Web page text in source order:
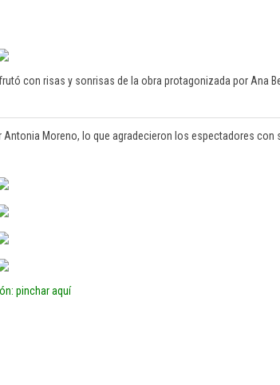
con risas y sonrisas de la obra protagonizada por Ana
Moreno, lo que agradecieron los espectadores con
pinchar aquí